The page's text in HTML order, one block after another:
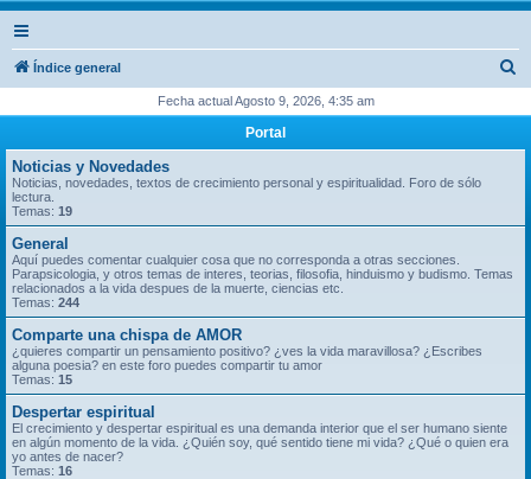
Índice general
c
Fecha actual Agosto 9, 2026, 4:35 am
Portal
Noticias y Novedades
Noticias, novedades, textos de crecimiento personal y espiritualidad. Foro de sólo
lectura.
Temas: 19
General
Aquí puedes comentar cualquier cosa que no corresponda a otras secciones.
Parapsicologia, y otros temas de interes, teorias, filosofia, hinduismo y budismo. Temas
relacionados a la vida despues de la muerte, ciencias etc.
Temas: 244
Comparte una chispa de AMOR
¿quieres compartir un pensamiento positivo? ¿ves la vida maravillosa? ¿Escribes
alguna poesia? en este foro puedes compartir tu amor
Temas: 15
Despertar espiritual
El crecimiento y despertar espiritual es una demanda interior que el ser humano siente
en algún momento de la vida. ¿Quién soy, qué sentido tiene mi vida? ¿Qué o quien era
yo antes de nacer?
Temas: 16